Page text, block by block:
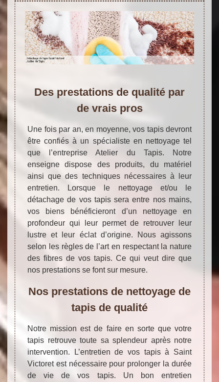
Des prestations de qualité par
de vrais pros
Une fois par an, en moyenne, vos tapis devront
être confiés à un spécialiste en nettoyage tel
que l’entreprise Atelier du Tapis. Notre
enseigne dispose des produits, du matériel
ainsi que des techniques nécessaires à leur
entretien. Lorsque le nettoyage et/ou le
détachage de vos tapis sera entre nos mains,
vos biens bénéficieront d’un nettoyage en
profondeur qui leur permet de retrouver leur
lustre et leur éclat d’origine. Nous agissons
selon les règles de l’art en respectant la nature
des fibres de vos tapis. Ce qui veut dire que
nos prestations se font sur mesure.
Nos prestations de nettoyage de
tapis de qualité
Notre mission est de faire en sorte que votre
tapis retrouve toute sa splendeur après notre
intervention. L’entretien de vos tapis à Saint
Victoret est nécessaire pour prolonger la durée
de vie de vos tapis. Un bon entretien